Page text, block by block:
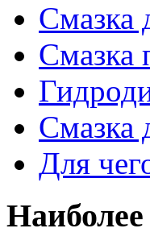
Смазка
Смазка
Смазка
Для